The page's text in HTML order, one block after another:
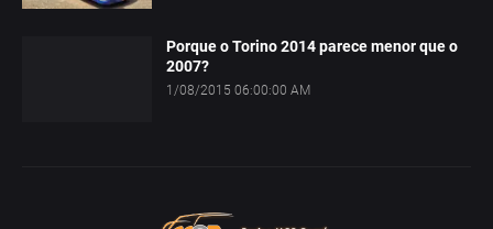
Porque o Torino 2014 parece menor que o
2007?
1/08/2015 06:00:00 AM